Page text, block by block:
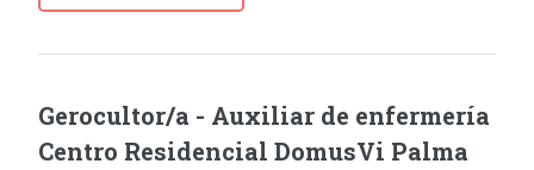
Gerocultor/a - Auxiliar de enfermería
Centro Residencial DomusVi Palma